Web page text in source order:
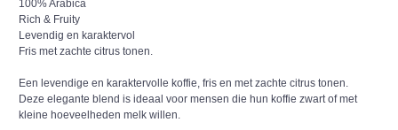
100% Arabica
Rich & Fruity
Levendig en karaktervol
Fris met zachte citrus tonen.
Een levendige en karaktervolle koffie, fris en met zachte citrus tonen.
Deze elegante blend is ideaal voor mensen die hun koffie zwart of met
kleine hoeveelheden melk willen.